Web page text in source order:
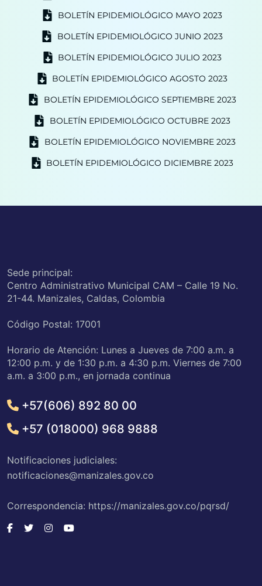
BOLETÍN EPIDEMIOLÓGICO MAYO 2023
BOLETÍN EPIDEMIOLÓGICO JUNIO 2023
BOLETÍN EPIDEMIOLÓGICO JULIO 2023
BOLETÍN EPIDEMIOLÓGICO AGOSTO 2023
BOLETÍN EPIDEMIOLÓGICO SEPTIEMBRE 2023
BOLETÍN EPIDEMIOLÓGICO OCTUBRE 2023
BOLETÍN EPIDEMIOLÓGICO NOVIEMBRE 2023
BOLETÍN EPIDEMIOLÓGICO DICIEMBRE 2023
Sede principal:
Centro Administrativo Municipal CAM – Calle 19 No.
21-44. Manizales, Caldas, Colombia
Código Postal: 17001
Horario de Atención: Lunes a Jueves de 7:00 a.m. a
12:00 p.m. y de 1:30 p.m. a 4:30 p.m. Viernes de 7:00
a.m. a 3:00 p.m., en jornada continua
+57(606) 892 80 00
+57 (018000) 968 9888
Notificaciones judiciales:
notificaciones@manizales.gov.co
Correspondencia: https://manizales.gov.co/pqrsd/